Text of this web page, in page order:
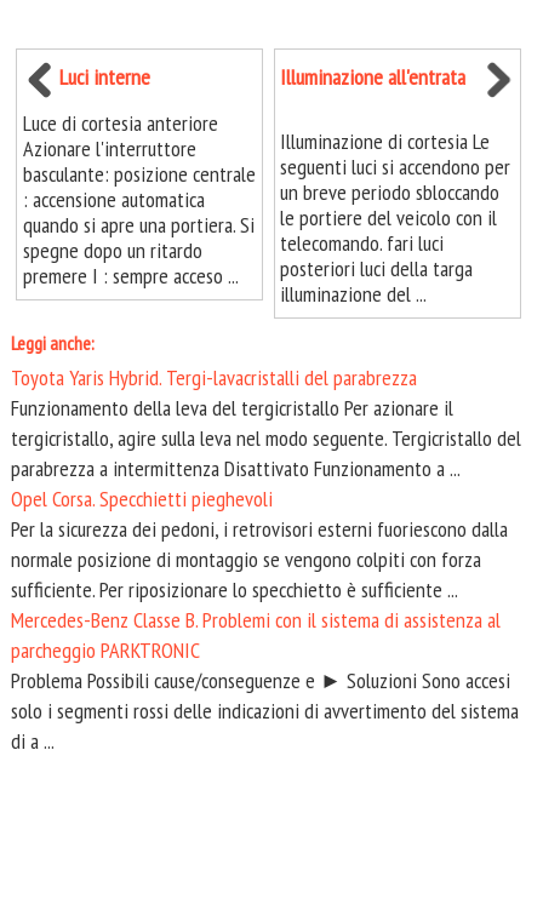
Luci interne
Luce di cortesia anteriore
Azionare l'interruttore
basculante: posizione centrale
: accensione automatica
quando si apre una portiera. Si
spegne dopo un ritardo
premere I : sempre acceso ...
Illuminazione all'entrata
Illuminazione di cortesia Le
seguenti luci si accendono per
un breve periodo sbloccando
le portiere del veicolo con il
telecomando. fari luci
posteriori luci della targa
illuminazione del ...
Leggi anche:
Toyota Yaris Hybrid. Tergi-lavacristalli del parabrezza
Funzionamento della leva del tergicristallo Per azionare il
tergicristallo, agire sulla leva nel modo seguente. Tergicristallo del
parabrezza a intermittenza Disattivato Funzionamento a ...
Opel Corsa. Specchietti pieghevoli
Per la sicurezza dei pedoni, i retrovisori esterni fuoriescono dalla
normale posizione di montaggio se vengono colpiti con forza
sufficiente. Per riposizionare lo specchietto è sufficiente ...
Mercedes-Benz Classe B. Problemi con il sistema di assistenza al
parcheggio PARKTRONIC
Problema Possibili cause/conseguenze e ► Soluzioni Sono accesi
solo i segmenti rossi delle indicazioni di avvertimento del sistema
di a ...